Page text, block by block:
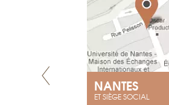
NANTES
ET SIÈGE SOCIAL